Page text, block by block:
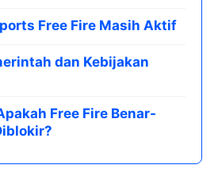
Free Fire Masih Aktif
dan Kebijakan
Free Fire Benar-